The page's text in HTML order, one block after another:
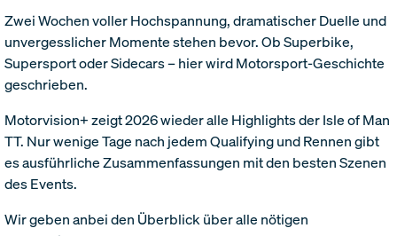
Zwei Wochen voller Hochspannung, dramatischer Duelle und
unvergesslicher Momente stehen bevor. Ob Superbike,
Supersport oder Sidecars – hier wird Motorsport-Geschichte
geschrieben.
Motorvision+ zeigt 2026 wieder alle Highlights der Isle of Man
TT. Nur wenige Tage nach jedem Qualifying und Rennen gibt
es ausführliche Zusammenfassungen mit den besten Szenen
des Events.
Wir geben anbei den Überblick über alle nötigen